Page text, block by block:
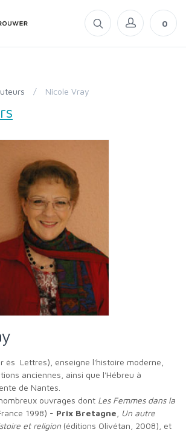
0
/ Nicole Vray
anciennes, ainsi que l'Hébreu à
de Nantes.
ouvrages dont Les Femmes dans la
1998) - Prix Bretagne
Un autre
et religion (éditions Olivétan, 2008), et